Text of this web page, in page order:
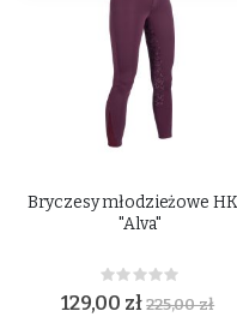
Bryczesy młodzieżowe
"Alva"
Rating:
0%
129,00 zł225,00 zł